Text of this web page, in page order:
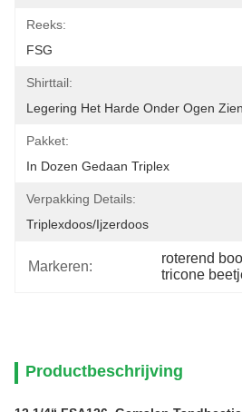
Reeks:
FSG
Shirttail:
Legering Het Harde Onder Ogen Zien
Pakket:
In Dozen Gedaan Triplex
Verpakking Details:
Triplexdoos/ijzerdoos
Markeren:
roterend
tricone
Productbeschrijving